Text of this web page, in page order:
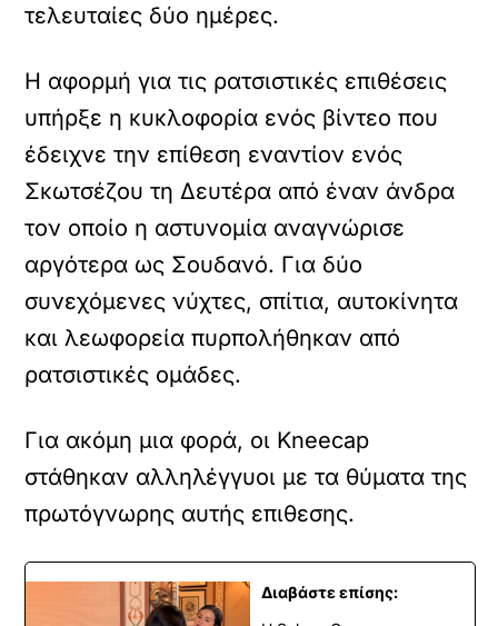
τελευταίες δύο ημέρες.
Η αφορμή για τις ρατσιστικές επιθέσεις
υπήρξε η κυκλοφορία ενός βίντεο που
έδειχνε την επίθεση εναντίον ενός
Σκωτσέζου τη Δευτέρα από έναν άνδρα
τον οποίο η αστυνομία αναγνώρισε
αργότερα ως Σουδανό. Για δύο
συνεχόμενες νύχτες, σπίτια, αυτοκίνητα
και λεωφορεία πυρπολήθηκαν από
ρατσιστικές ομάδες.
Για ακόμη μια φορά, οι Kneecap
στάθηκαν αλληλέγγυοι με τα θύματα της
πρωτόγνωρης αυτής επιθεσης.
Διαβάστε επίσης: